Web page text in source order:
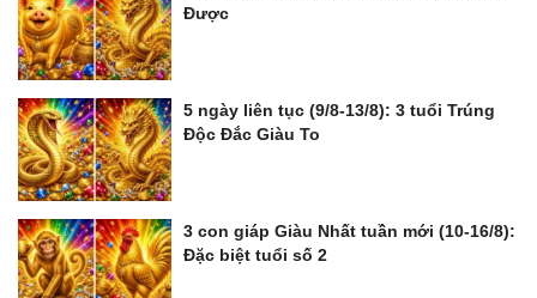
Được
5 ngày liên tục (9/8-13/8): 3 tuổi Trúng
Độc Đắc Giàu To
3 con giáp Giàu Nhất tuần mới (10-16/8):
Đặc biệt tuổi số 2